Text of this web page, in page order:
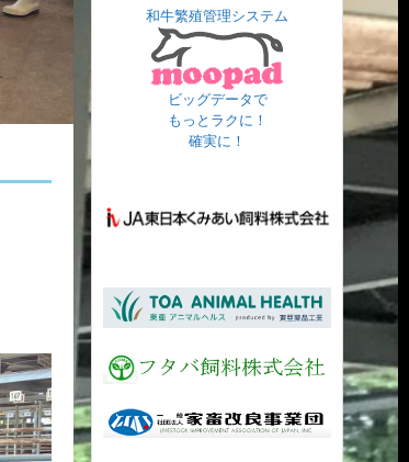
和牛繁殖管理システム
ビッグデータで
もっとラクに！
確実に！